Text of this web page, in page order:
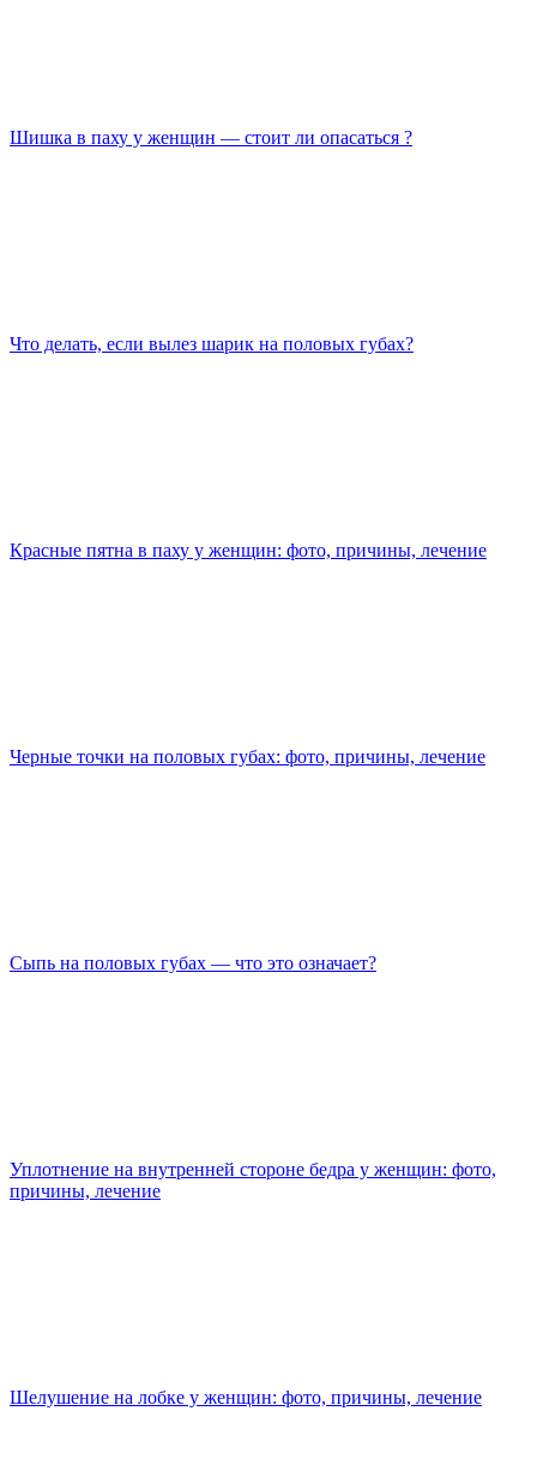
Шишка в паху у женщин — стоит ли опасаться ?
Что делать, если вылез шарик на половых губах?
Красные пятна в паху у женщин: фото, причины, лечение
Черные точки на половых губах: фото, причины, лечение
Сыпь на половых губах — что это означает?
Уплотнение на внутренней стороне бедра у женщин: фото,
причины, лечение
Шелушение на лобке у женщин: фото, причины, лечение